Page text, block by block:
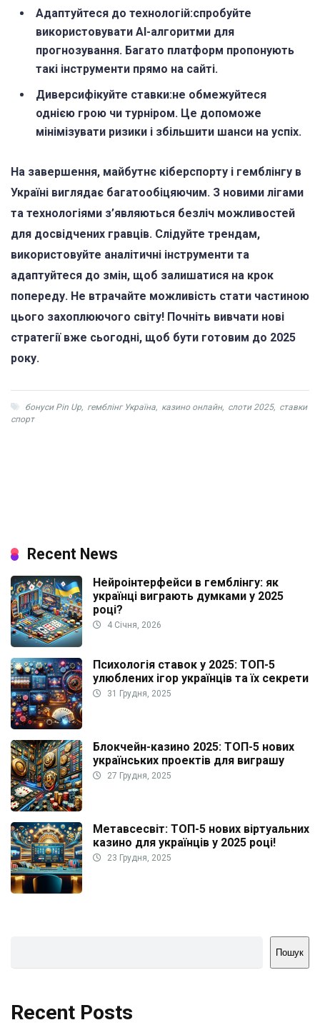
Адаптуйтеся до технологій:спробуйте
використовувати AI-алгоритми для
прогнозування. Багато платформ пропонують
такі інструменти прямо на сайті.
Диверсифікуйте ставки:не обмежуйтеся
однією грою чи турніром. Це допоможе
мінімізувати ризики і збільшити шанси на успіх.
На завершення, майбутнє кіберспорту і гемблінгу в
Україні виглядає багатообіцяючим. З новими лігами
та технологіями з’являються безліч можливостей
для досвідчених гравців. Слідуйте трендам,
використовуйте аналітичні інструменти та
адаптуйтеся до змін, щоб залишатися на крок
попереду. Не втрачайте можливість стати частиною
цього захоплюючого світу! Почніть вивчати нові
стратегії вже сьогодні, щоб бути готовим до 2025
року.
бонуси Pin Up, гемблінг Україна, казино онлайн, слоти 2025, ставки
спорт
Recent News
Нейроінтерфейси в гемблінгу: як
українці виграють думками у 2025
році?
4 Січня, 2026
Психологія ставок у 2025: ТОП-5
улюблених ігор українців та їх секрети
31 Грудня, 2025
Блокчейн-казино 2025: ТОП-5 нових
українських проектів для виграшу
27 Грудня, 2025
Метавсесвіт: ТОП-5 нових віртуальних
казино для українців у 2025 році!
23 Грудня, 2025
Пошук
Recent Posts